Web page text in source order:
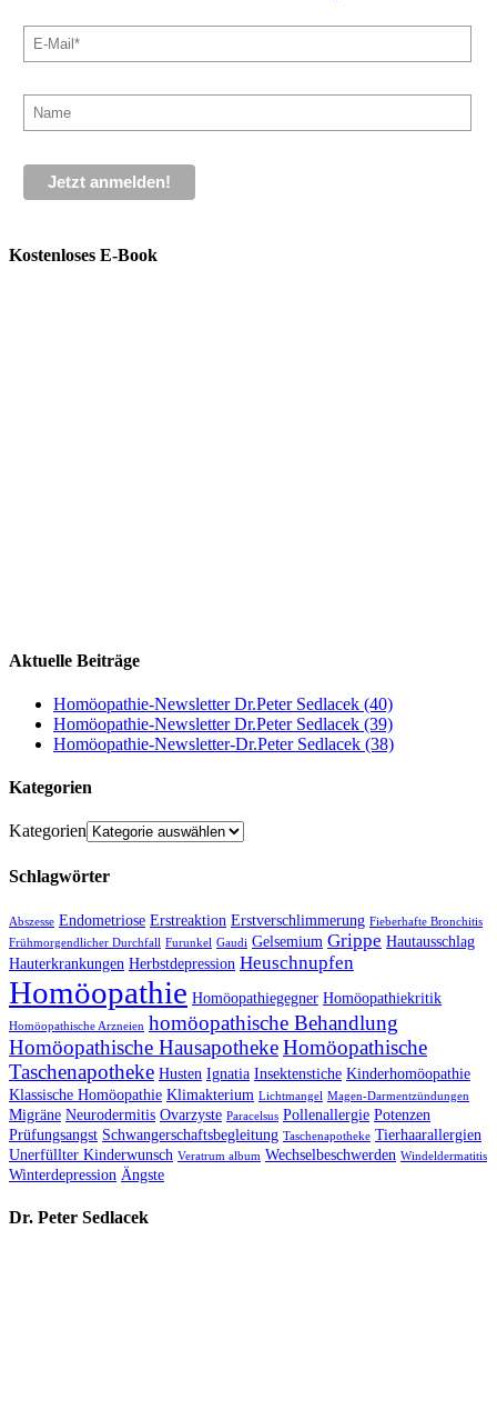
Kostenloses E-Book
Aktuelle Beiträge
Homöopathie-Newsletter Dr.Peter Sedlacek (40)
Homöopathie-Newsletter Dr.Peter Sedlacek (39)
Homöopathie-Newsletter-Dr.Peter Sedlacek (38)
Kategorien
Kategorien
Schlagwörter
Abszesse Endometriose Erstreaktion Erstverschlimmerung Fieberhafte Bronchitis
Frühmorgendlicher Durchfall Furunkel Gaudi Gelsemium Grippe Hautausschlag
Hauterkrankungen Herbstdepression Heuschnupfen
Homöopathie Homöopathiegegner Homöopathiekritik
Homöopathische Arzneien homöopathische Behandlung
Homöopathische HausapothekeHomöopathische
Taschenapotheke Husten Ignatia Insektenstiche Kinderhomöopathie
Klassische Homöopathie Klimakterium Lichtmangel Magen-Darmentzündungen
Migräne Neurodermitis Ovarzyste Paracelsus Pollenallergie Potenzen
Prüfungsangst Schwangerschaftsbegleitung Taschenapotheke Tierhaarallergien
Unerfüllter Kinderwunsch Veratrum album Wechselbeschwerden Windeldermatitis
Winterdepression Ängste
Dr. Peter Sedlacek